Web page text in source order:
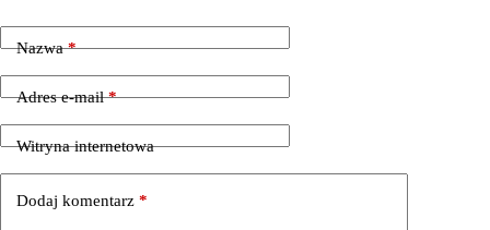
Nazwa*
Adres e-mail*
Witryna internetowa
Dodaj komentarz *